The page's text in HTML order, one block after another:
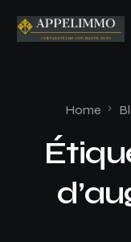
Home